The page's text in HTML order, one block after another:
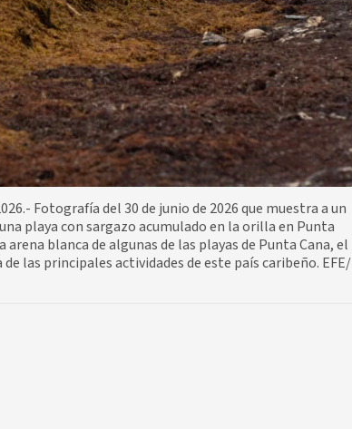
Fotografía del 30 de junio de 2026 que muestra a un
playa con sargazo acumulado en la orilla en Punta
blanca de algunas de las playas de Punta Cana, el
las principales actividades de este país caribeño. EFE/